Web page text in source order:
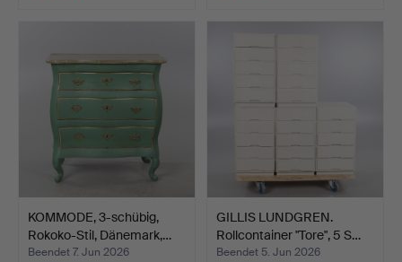
KOMMODE, 3-schübig,
Rokoko-Stil, Dänemark,…
Beendet 7. Jun 2026
GILLIS LUNDGREN.
Rollcontainer "Tore", 5 S…
Beendet 5. Jun 2026